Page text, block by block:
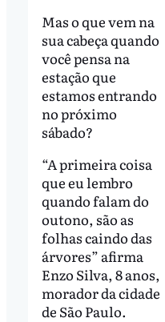
Mas o que vem na
sua cabeça quando
você pensa na
estação que
estamos entrando
no próximo
sábado?
“A primeira coisa
que eu lembro
quando falam do
outono, são as
folhas caindo das
árvores” afirma
Enzo Silva, 8 anos,
morador da cidade
de São Paulo.